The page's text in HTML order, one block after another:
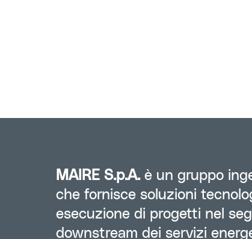
MAIRE S.p.A.è un gruppo
che fornisce soluzioni
esecuzione di progetti nel
downstream dei servizi